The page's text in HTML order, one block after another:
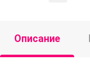
Описание